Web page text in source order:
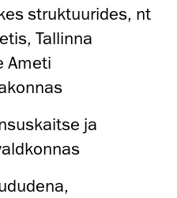
struktuurides, nt
Tallinna
Ameti
ja